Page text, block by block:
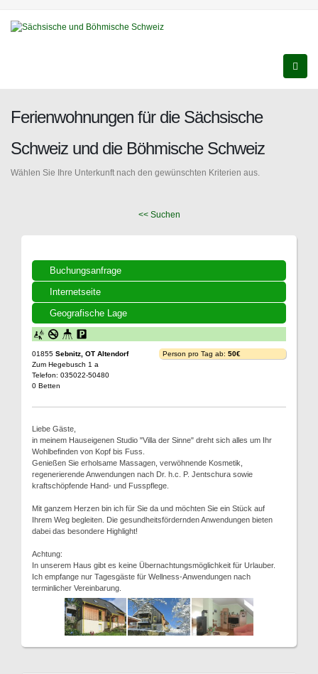
Ferienwohnungen für die Sächsische
Schweiz und die Böhmische Schweiz
Wählen Sie Ihre Unterkunft nach den gewünschten Kriterien aus.
<< Suchen
Buchungsanfrage
Internetseite
Geografische Lage
01855 Sebnitz, OT Altendorf
Zum Hegebusch 1 a
Telefon: 035022-50480
0 Betten
Person pro Tag ab: 50€
Liebe Gäste,
in meinem Hauseigenen Studio "Villa der Sinne" dreht sich alles um Ihr
Wohlbefinden von Kopf bis Fuss.
Genießen Sie erholsame Massagen, verwöhnende Kosmetik,
regenerierende Anwendungen nach Dr. h.c. P. Jentschura sowie
kraftschöpfende Hand- und Fusspflege.
Mit ganzem Herzen bin ich für Sie da und möchten Sie ein Stück auf
Ihrem Weg begleiten. Die gesundheitsfördernden Anwendungen bieten
dabei das besondere Highlight!
Achtung:
In unserem Haus gibt es keine Übernachtungsmöglichkeit für Urlauber.
Ich empfange nur Tagesgäste für Wellness-Anwendungen nach
terminlicher Vereinbarung.